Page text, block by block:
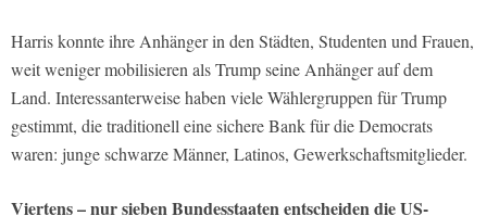
Harris konnte ihre Anhänger in den Städten, Studenten und Frauen,
weit weniger mobilisieren als Trump seine Anhänger auf dem
Land. Interessanterweise haben viele Wählergruppen für Trump
gestimmt, die traditionell eine sichere Bank für die Democrats
waren: junge schwarze Männer, Latinos, Gewerkschaftsmitglieder.
Viertens – nur sieben Bundesstaaten entscheiden die US-